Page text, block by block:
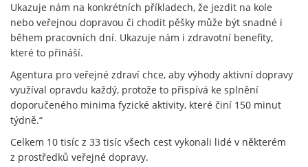
Ukazuje nám na konkrétních příkladech, že jezdit na kole
nebo veřejnou dopravou či chodit pěšky může být snadné i
během pracovních dní. Ukazuje nám i zdravotní benefity,
které to přináší.
Agentura pro veřejné zdraví chce, aby výhody aktivní dopravy
využíval opravdu každý, protože to přispívá ke splnění
doporučeného minima fyzické aktivity, které činí 150 minut
týdně.“
Celkem 10 tisíc z 33 tisíc všech cest vykonali lidé v některém
z prostředků veřejné dopravy.